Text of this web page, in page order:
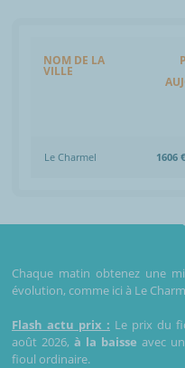
NOM DE LA
VILLE
Le Charmel 1606
Chaque matin obtenez une
évolution, comme ici à Le
Flash actu prix : Le prix du
août 2026,à la baisse avec
fioul ordinaire.